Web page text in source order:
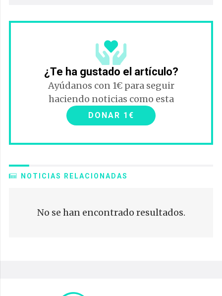
¿Te ha gustado el artículo?
Ayúdanos con 1€ para seguir
haciendo noticias como esta
DONAR 1€
NOTICIAS RELACIONADAS
No se han encontrado resultados.